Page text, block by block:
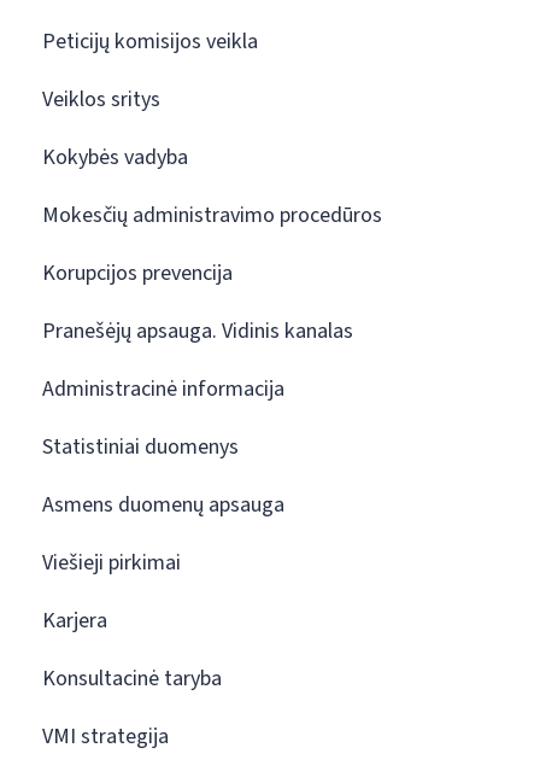
Peticijų komisijos veikla
Veiklos sritys
Kokybės vadyba
Mokesčių administravimo procedūros
Korupcijos prevencija
Pranešėjų apsauga. Vidinis kanalas
Administracinė informacija
Statistiniai duomenys
Asmens duomenų apsauga
Viešieji pirkimai
Karjera
Konsultacinė taryba
VMI strategija